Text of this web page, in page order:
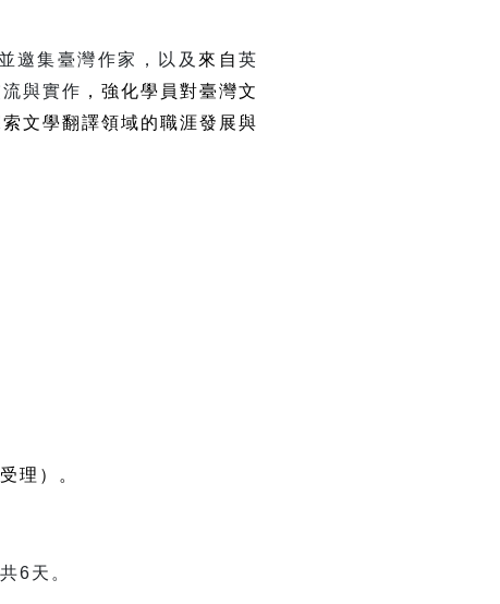
並邀集臺灣作家，以及 來自英
與實作 ，強化學員對臺灣文
文學翻譯領域的職涯發展與
理）。
6天。